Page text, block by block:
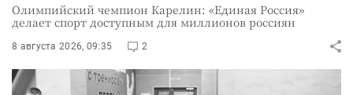
Олимпийский чемпион Карелин: «Единая Россия»
делает спорт доступным для миллионов россиян
8 августа 2026, 09:35 2